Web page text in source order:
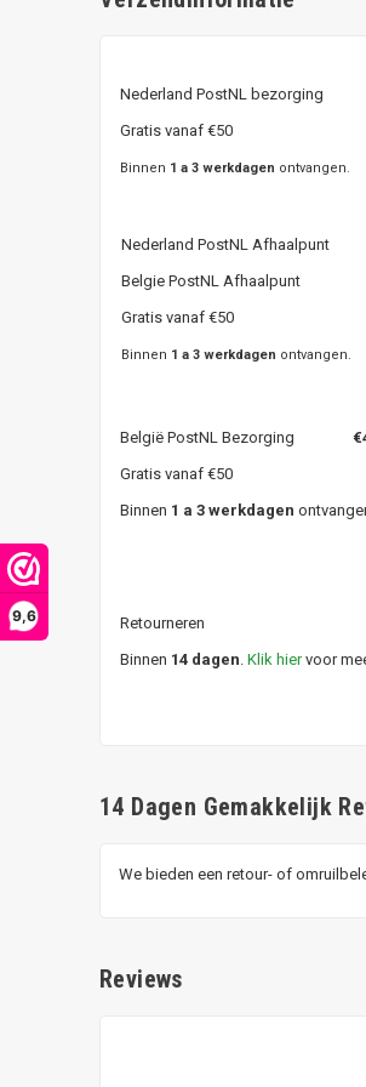
9,6
Nederland PostNL
Gratis vanaf €50
Binnen 1 a 3 werkdagen ontvangen.
Nederland PostNL Afhaalpunt
Belgie PostNL Afhaalpunt
Gratis vanaf €50
Binnen 1 a 3 werkdagen ontvangen.
België PostNL Bezorging
Gratis vanaf €50
Binnen 1 a 3 werkdagen
Retourneren
Binnen 14 dagen. Klik hiervoor
14 Dagen Gemakkelijk
We bieden een retour- of
Reviews